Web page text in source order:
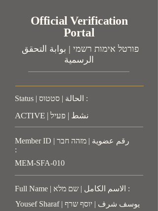
Official Verification
Portal
الرسمية
Status | الحالة | סטטוס :
ACTIVE | نشط | פעיל
Member ID | رقم عضوية | מזהה חבר
:
MEM-SFA-010
Full Name | الاسم الكامل | שם מלא :
Yousef Sharaf | يوسف شرف | יוסף שרף